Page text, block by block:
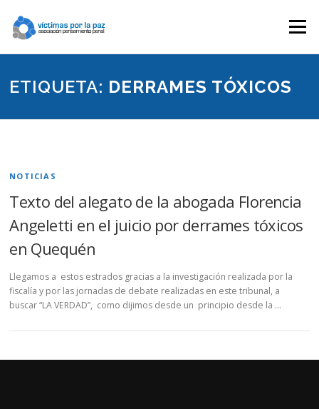
contenido
Menú
ETIQUETA: DERRAMES TÓXICOS
NOTICIAS
Texto del alegato de la abogada Florencia
Angeletti en el juicio por derrames tóxicos
en Quequén
Llegamos a estos estrados gracias a la investigación realizada por la
fiscalía y por las jornadas de debate realizadas en este tribunal, a
buscar “LA VERDAD”, como dijimos desde un principio desde la …